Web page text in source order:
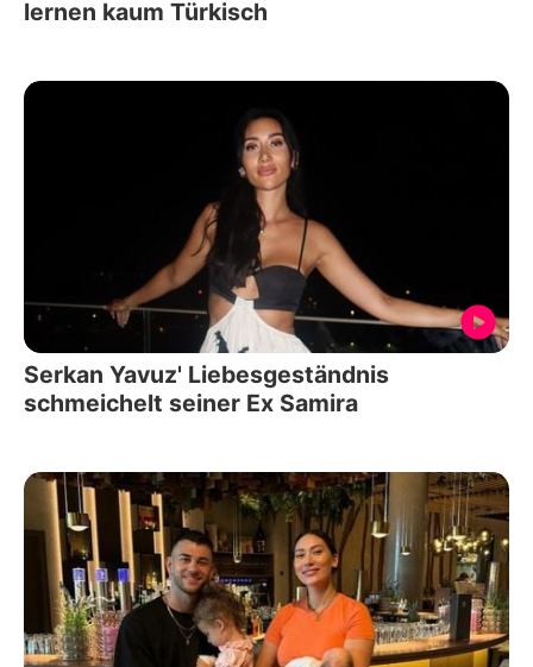
lernen kaum Türkisch
Serkan Yavuz' Liebesgeständnis
schmeichelt seiner Ex Samira